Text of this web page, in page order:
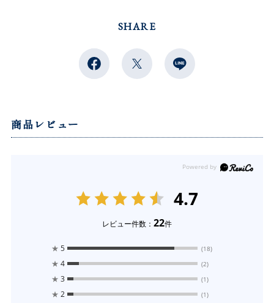
SHARE
商品レビュー
4.7
レビュー件数： 22件
★ 5 (18)
★ 4 (2)
★ 3 (1)
★ 2 (1)